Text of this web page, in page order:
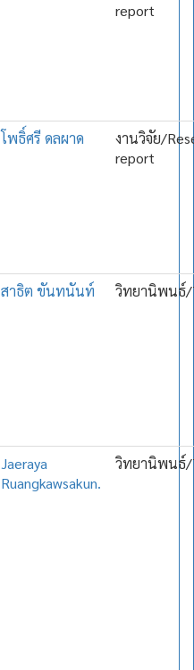
report
โพธิ์ศรี ดลผาด
งานวิจัย/
report
สาธิต ขันทนันท์ วิทยานิพนธ์/
Jaeraya
Ruangkawsakun.
วิทยานิพนธ์/